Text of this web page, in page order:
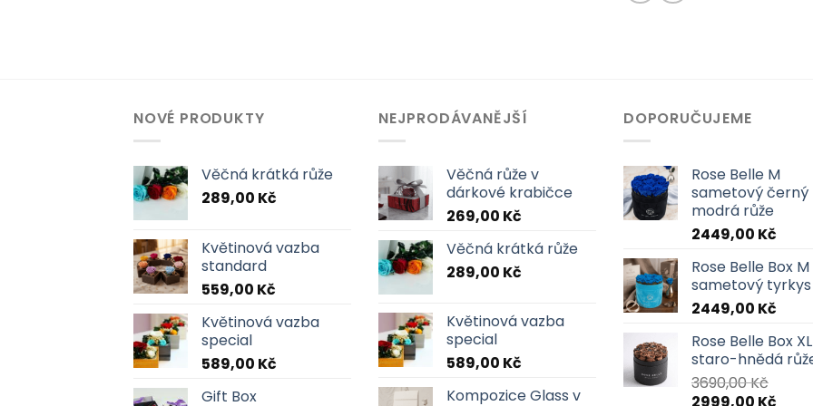
NOVÉ PRODUKTY
Věčná krátká růže
289,00 Kč
Květinová vazba
standard
559,00 Kč
Květinová vazba
special
589,00 Kč
Gift Box
NEJPRODÁVANĚJŠÍ
Věčná růže v
dárkové krabičce
269,00 Kč
Věčná krátká růže
289,00 Kč
Květinová vazba
special
589,00 Kč
Kompozice Glass v
DOPORUČUJEME
Rose Belle M
sametový černý
modrá růže
2449,00 Kč
Rose Belle Box M
sametový tyrkys
2449,00 Kč
Rose Belle Box XL
staro-hnědá
3690,00Kč
Původní
2999,00 Kč